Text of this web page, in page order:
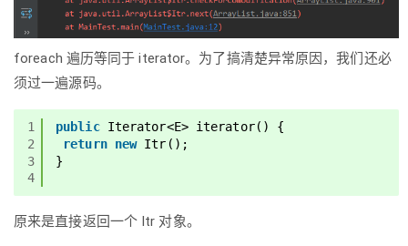
foreach 遍历等同于 iterator。为了搞清楚异常原因，我们还必
须过一遍源码。
1
2
3
4
public Iterator<E> iterator() {
return new Itr();
}
原来是直接返回一个 Itr 对象。